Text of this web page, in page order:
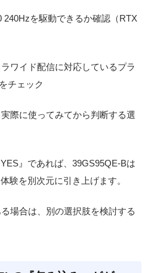
240Hzを駆動できるか確認（RTX
ワイド配信に対応しているプラ
チェック
際に使ってみてから判断する選
』であれば、39GS95QE-Bは
験を別次元に引き上げます。
場合は、別の選択肢を検討する